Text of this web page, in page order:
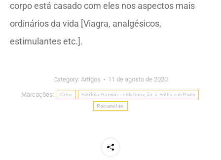
corpo está casado com eles nos aspectos mais
ordinários da vida [Viagra, analgésicos,
estimulantes etc.].
Category: Artigos 11 de agosto de 2020
Marcações: Crise Fabíola Ramon - colaboração à Folha em Paris
Psicanálise